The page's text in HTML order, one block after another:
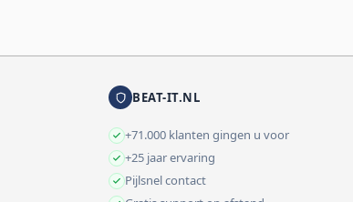
BEAT-IT.NL
+71.000 klanten gingen u voor
+25 jaar ervaring
Pijlsnel contact